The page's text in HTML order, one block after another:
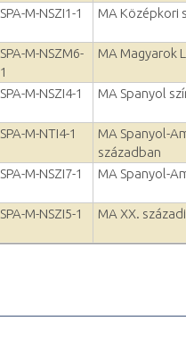
SPA-M-NSZI1-1 MA Középkori
SPA-M-NSZM6-
1
MA Magyarok
SPA-M-NSZI4-1 MA Spanyol
SPA-M-NTI4-1
MA Spanyol-
században
SPA-M-NSZI7-1 MA Spanyol-
SPA-M-NSZI5-1
MA XX.